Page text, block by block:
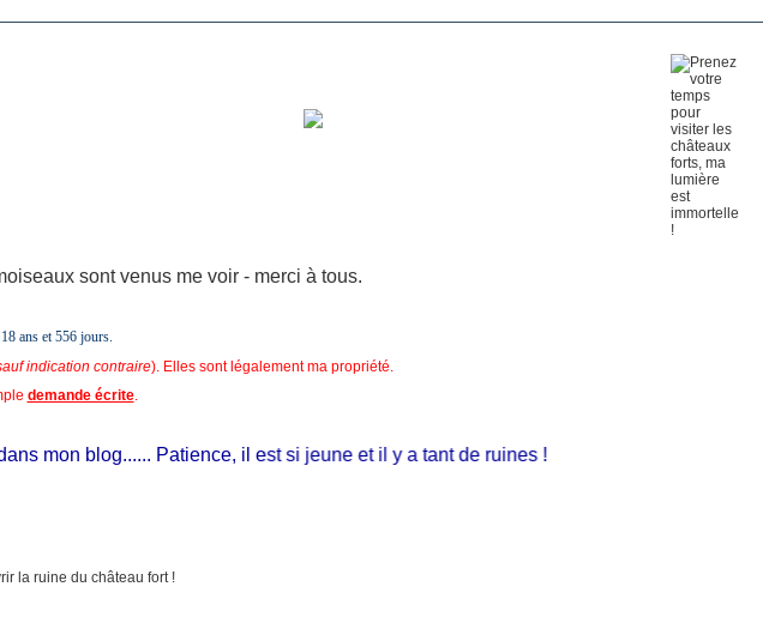
sont venus me voir - merci à tous.
ans et556 jours.
indication contraire). Elles sont légalement ma propriété.
demande écrite.
mon blog...... Patience, il est si jeune et il y a tant de ruines !